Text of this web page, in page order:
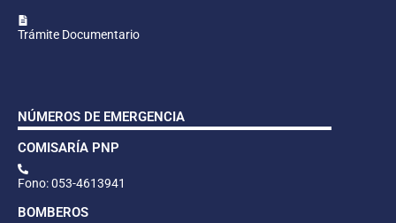
Trámite Documentario
NÚMEROS DE EMERGENCIA
COMISARÍA PNP
Fono: 053-4613941
BOMBEROS